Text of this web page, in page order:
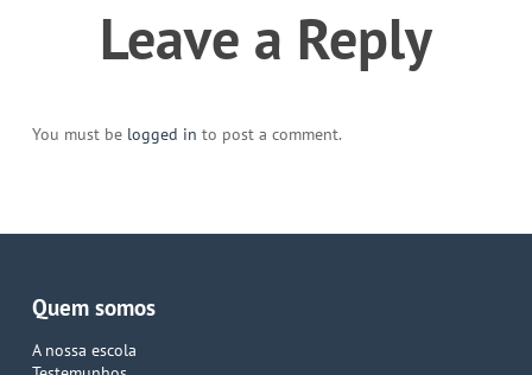
Leave a Reply
You must be logged in to post a comment.
Quem somos
A nossa escola